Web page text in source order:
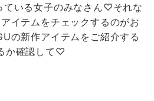
いる女子のみなさん♡それな
イテムをチェックするのがお
の新作アイテムをご紹介する
か確認して♡